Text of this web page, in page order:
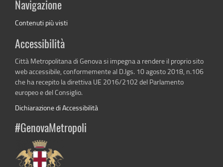
Navigazione
Contenuti più visti
Accessibilità
Città Metropolitana di Genova si impegna a rendere il proprio sito
web accessibile, conformemente al D.lgs. 10 agosto 2018, n.106
che ha recepito la direttiva UE 2016/2102 del Parlamento
europeo e del Consiglio.
Dichiarazione di Accessibilità
#GenovaMetropoli